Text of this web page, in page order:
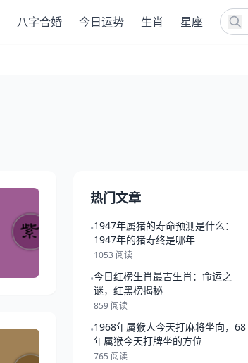
八字合婚 今日运势 生肖 星座
热门文章
•1947年属猪的寿命预测是什么：
1947年的猪寿终是哪年
1053 阅读
•今日红榜生肖最吉生肖：命运之
谜，红黑榜揭秘
859 阅读
•1968年属猴人今天打麻将坐向，68
年属猴今天打牌坐的方位
765 阅读